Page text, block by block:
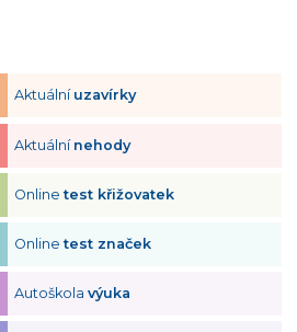
Aktuální uzavírky
Aktuální nehody
Onlinetest křižovatek
Onlinetest značek
Autoškolavýuka